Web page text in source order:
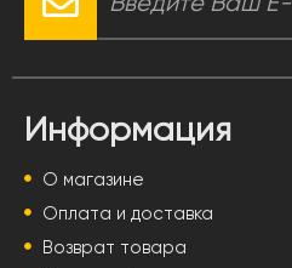
Информация
О магазине
Оплата и доставка
Возврат товара